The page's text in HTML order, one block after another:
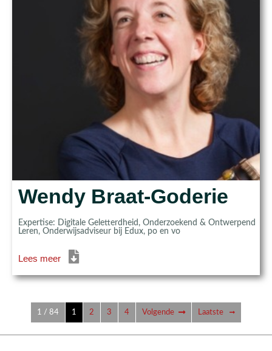
Wendy Braat-Goderie
Expertise: Digitale Geletterdheid, Onderzoekend & Ontwerpend
Leren, Onderwijsadviseur bij Edux, po en vo
Lees meer
1 / 84 1 2 3 4 Volgende Laatste